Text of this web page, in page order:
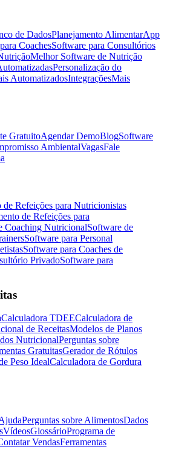
de DadosPlanejamento AlimentarApp
CoachesSoftware para Consultórios
Melhor Software de Nutrição
Personalização do
AutomatizadosIntegraçõesMais
GratuitoAgendar DemoBlogSoftware
AmbientalVagasFale
de Refeições para Nutricionistas
de Refeições para
Coaching NutricionalSoftware de
Software para Personal
Software para Coaches de
PrivadoSoftware para
Calculadora TDEECalculadora de
de ReceitasModelos de Planos
NutricionalPerguntas sobre
GratuitasGerador de Rótulos
Peso IdealCalculadora de Gordura
Perguntas sobre AlimentosDados
VídeosGlossárioPrograma de
VendasFerramentas